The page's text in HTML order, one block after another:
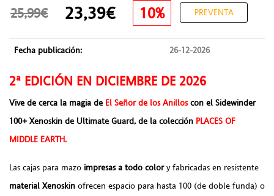
25,99€ 23,39€ 10% PREVENTA
Fecha publicación: 26-12-2026
2ª EDICIÓN EN DICIEMBRE DE 2026
Vive de cerca la magia de El Señor de los Anilloscon el Sidewinder
100+ Xenoskin de Ultimate Guard, de la colección PLACES OF
MIDDLE EARTH.
Las cajas para mazo impresas a todo colory fabricadas en resistente
material Xenoskin ofrecen espacio para hasta 100 (de doble funda) o